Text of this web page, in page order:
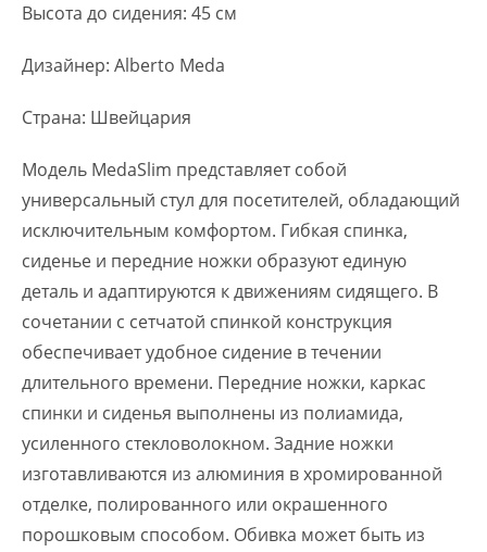
Высота до сидения: 45 см
Дизайнер: Alberto Meda
Страна: Швейцария
Модель MedaSlim представляет собой
универсальный стул для посетителей, обладающий
исключительным комфортом. Гибкая спинка,
сиденье и передние ножки образуют единую
деталь и адаптируются к движениям сидящего. В
сочетании с сетчатой спинкой конструкция
обеспечивает удобное сидение в течении
длительного времени. Передние ножки, каркас
спинки и сиденья выполнены из полиамида,
усиленного стекловолокном. Задние ножки
изготавливаются из алюминия в хромированной
отделке, полированного или окрашенного
порошковым способом. Обивка может быть из